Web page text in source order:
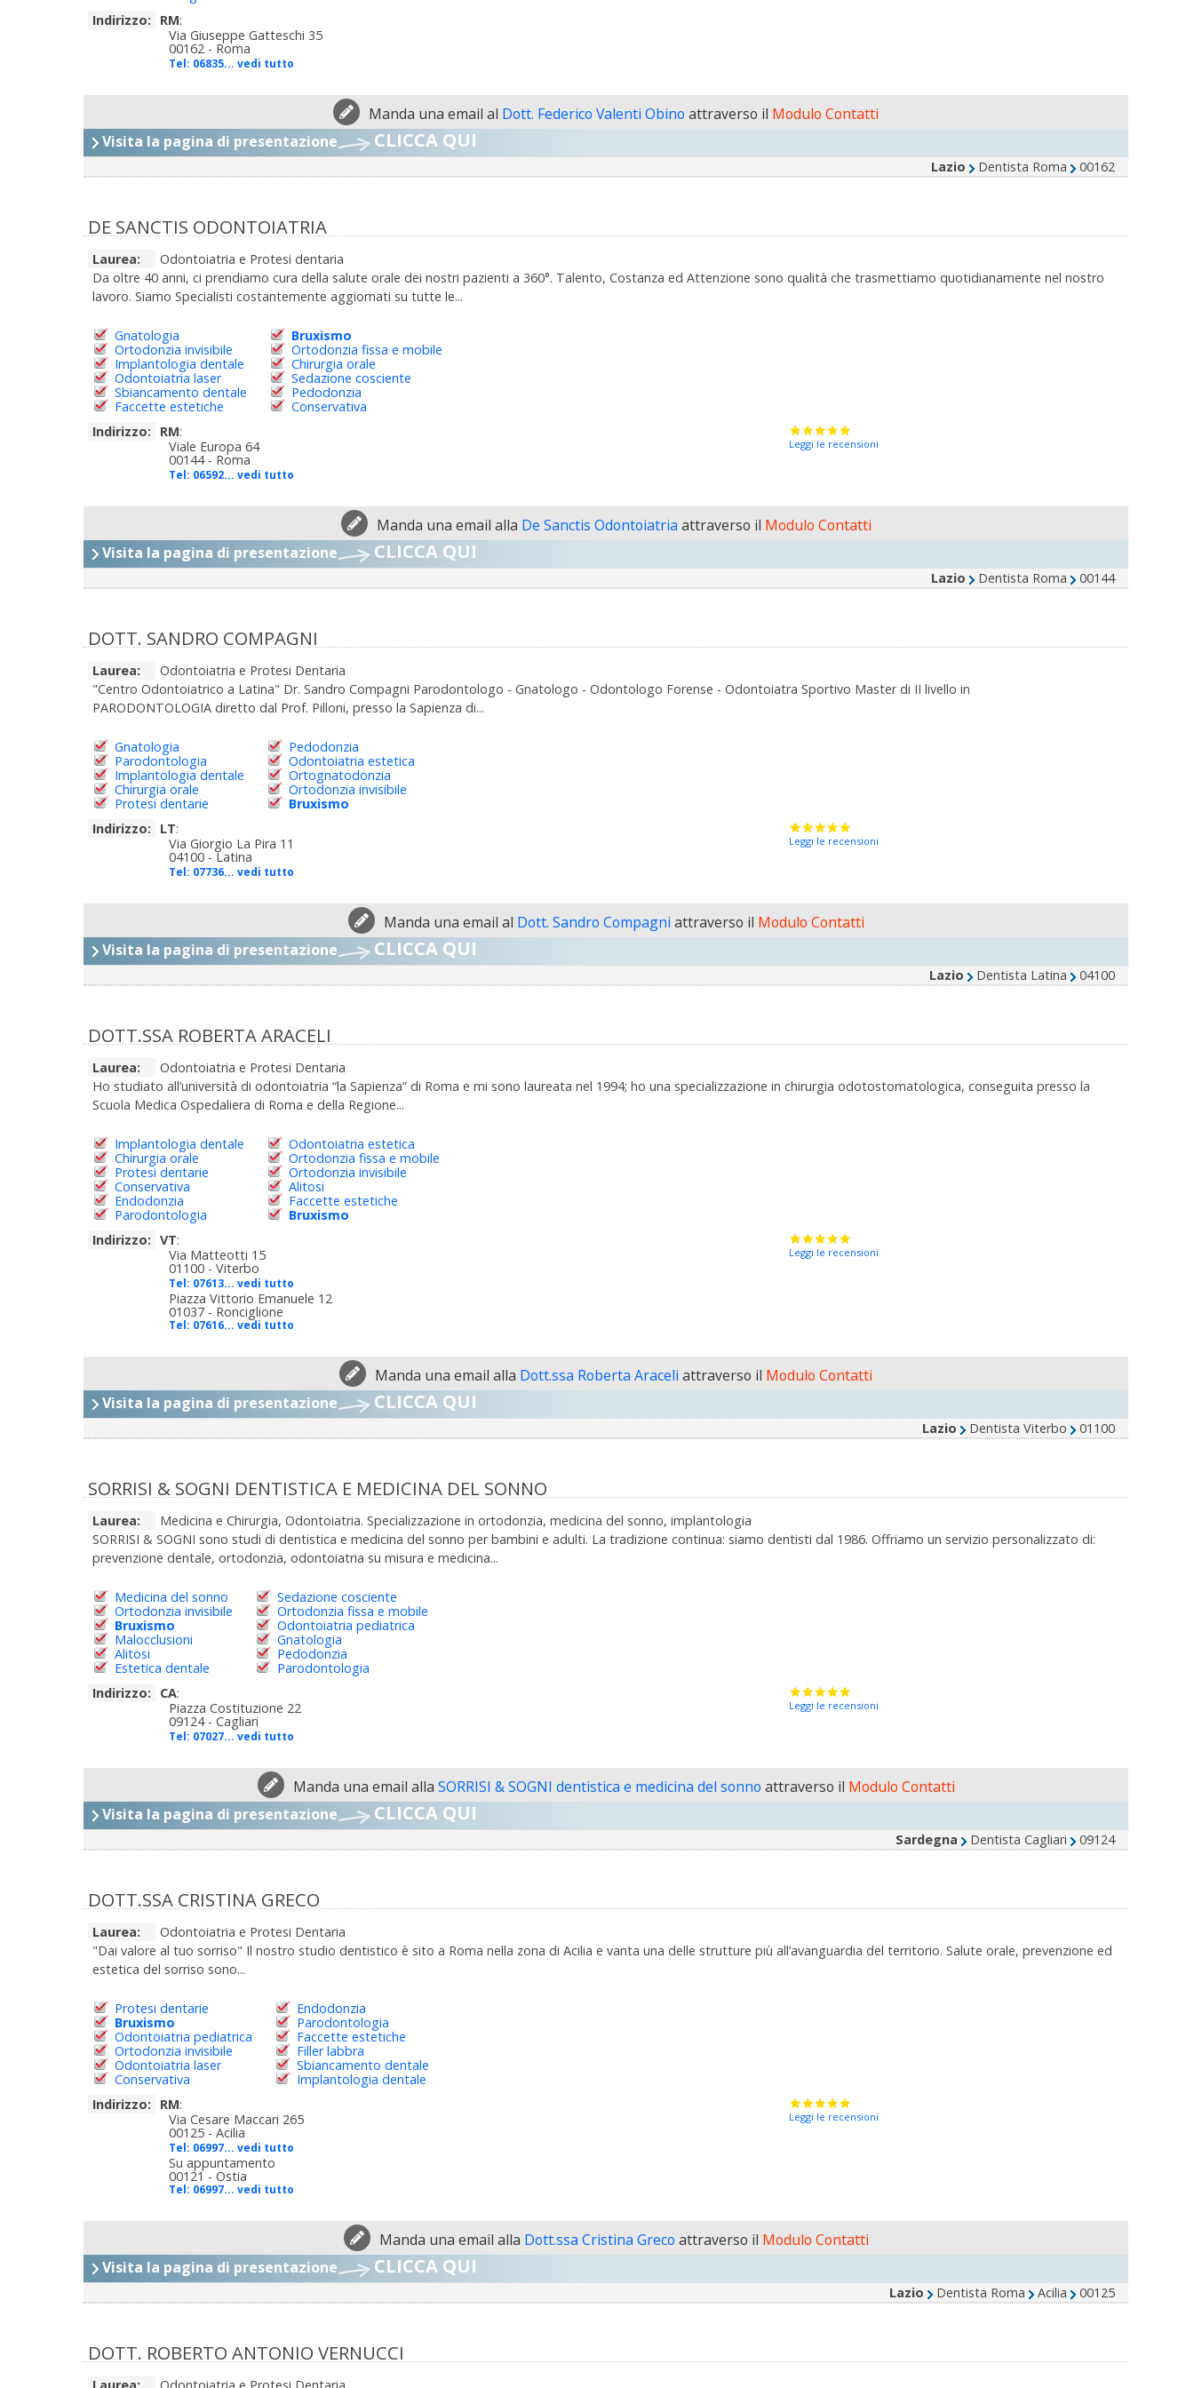
Indirizzo:
RM:
Via Giuseppe Gatteschi 35
00162 - Roma
Tel: 06835... vedi tutto
Manda una email al Dott. Federico Valenti Obino attraverso il Modulo Contatti
Visita la pagina di presentazione
CLICCA QUI
Lazio Dentista Roma 00162
DE SANCTIS ODONTOIATRIA
Laurea:
Odontoiatria e Protesi dentaria
Da oltre 40 anni, ci prendiamo cura della salute orale dei nostri pazienti a 360°. Talento, Costanza ed Attenzione sono qualità che trasmettiamo quotidianamente nel nostro
lavoro. Siamo Specialisti costantemente aggiornati su tutte le...
Gnatologia
Ortodonzia invisibile
Implantologia dentale
Odontoiatria laser
Sbiancamento dentale
Faccette estetiche
Bruxismo
Ortodonzia fissa e mobile
Chirurgia orale
Sedazione cosciente
Pedodonzia
Conservativa
Indirizzo:
RM:
Viale Europa 64
00144 - Roma
Tel: 06592... vedi tutto
Leggi le recensioni
Manda una email alla De Sanctis Odontoiatria attraverso il Modulo Contatti
Visita la pagina di presentazione
CLICCA QUI
Lazio Dentista Roma 00144
DOTT. SANDRO COMPAGNI
Laurea:
Odontoiatria e Protesi Dentaria
"Centro Odontoiatrico a Latina" Dr. Sandro Compagni Parodontologo - Gnatologo - Odontologo Forense - Odontoiatra Sportivo Master di II livello in
PARODONTOLOGIA diretto dal Prof. Pilloni, presso la Sapienza di...
Gnatologia
Parodontologia
Implantologia dentale
Chirurgia orale
Protesi dentarie
Pedodonzia
Odontoiatria estetica
Ortognatodonzia
Ortodonzia invisibile
Bruxismo
Indirizzo:
LT:
Via Giorgio La Pira 11
04100 - Latina
Tel: 07736... vedi tutto
Leggi le recensioni
Manda una email al Dott. Sandro Compagni attraverso il Modulo Contatti
Visita la pagina di presentazione
CLICCA QUI
Lazio Dentista Latina 04100
DOTT.SSA ROBERTA ARACELI
Laurea:
Odontoiatria e Protesi Dentaria
Ho studiato all’università di odontoiatria “la Sapienza” di Roma e mi sono laureata nel 1994; ho una specializzazione in chirurgia odotostomatologica, conseguita presso la
Scuola Medica Ospedaliera di Roma e della Regione...
Implantologia dentale
Chirurgia orale
Protesi dentarie
Conservativa
Endodonzia
Parodontologia
Odontoiatria estetica
Ortodonzia fissa e mobile
Ortodonzia invisibile
Alitosi
Faccette estetiche
Bruxismo
Indirizzo: VT:
Via Matteotti 15
01100 - Viterbo
Tel: 07613... vedi tutto
Piazza Vittorio Emanuele 12
01037 - Ronciglione
Tel: 07616... vedi tutto
Leggi le recensioni
Manda una email alla Dott.ssa Roberta Araceli attraverso il Modulo Contatti
Visita la pagina di presentazione
CLICCA QUI
Lazio Dentista Viterbo 01100
SORRISI & SOGNI DENTISTICA E MEDICINA DEL SONNO
Laurea:
Medicina e Chirurgia, Odontoiatria. Specializzazione in ortodonzia, medicina del sonno, implantologia
SORRISI & SOGNI sono studi di dentistica e medicina del sonno per bambini e adulti. La tradizione continua: siamo dentisti dal 1986. Offriamo un servizio personalizzato di:
prevenzione dentale, ortodonzia, odontoiatria su misura e medicina...
Medicina del sonno
Ortodonzia invisibile
Bruxismo
Malocclusioni
Alitosi
Estetica dentale
Sedazione cosciente
Ortodonzia fissa e mobile
Odontoiatria pediatrica
Gnatologia
Pedodonzia
Parodontologia
Indirizzo:
CA:
Piazza Costituzione 22
09124 - Cagliari
Tel: 07027... vedi tutto
Leggi le recensioni
Manda una email alla SORRISI & SOGNI dentistica e medicina del sonno attraverso il Modulo Contatti
Visita la pagina di presentazione
CLICCA QUI
Sardegna Dentista Cagliari 09124
DOTT.SSA CRISTINA GRECO
Laurea:
Odontoiatria e Protesi Dentaria
"Dai valore al tuo sorriso" Il nostro studio dentistico è sito a Roma nella zona di Acilia e vanta una delle strutture più all’avanguardia del territorio. Salute orale, prevenzione ed
estetica del sorriso sono...
Protesi dentarie
Bruxismo
Odontoiatria pediatrica
Ortodonzia invisibile
Odontoiatria laser
Conservativa
Endodonzia
Parodontologia
Faccette estetiche
Filler labbra
Sbiancamento dentale
Implantologia dentale
Indirizzo:
RM:
Via Cesare Maccari 265
00125 - Acilia
Tel: 06997... vedi tutto
Su appuntamento
00121 - Ostia
Tel: 06997... vedi tutto
Leggi le recensioni
Manda una email alla Dott.ssa Cristina Greco attraverso il Modulo Contatti
Visita la pagina di presentazione
CLICCA QUI
Lazio Dentista Roma Acilia 00125
DOTT. ROBERTO ANTONIO VERNUCCI